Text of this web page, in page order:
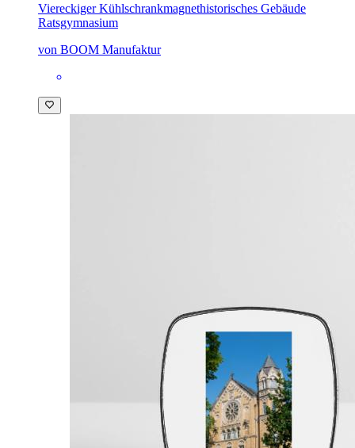
Viereckiger Kühlschrankmagnethistorisches Gebäude
Ratsgymnasium
von BOOM Manufaktur